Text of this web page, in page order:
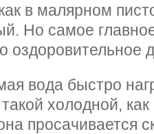
в малярном
Но самое
оздоровительное
вода быстро
холодной,
просачивается